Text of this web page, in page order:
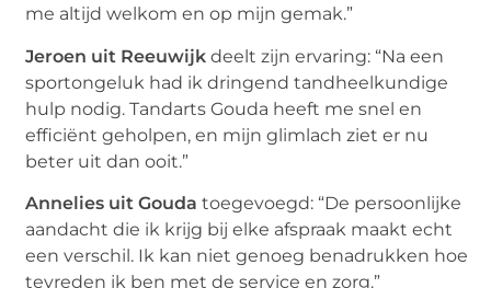
me altijd welkom en op mijn gemak.”
Jeroen uit Reeuwijk deelt zijn ervaring: “Na een
sportongeluk had ik dringend tandheelkundige
hulp nodig. Tandarts Gouda heeft me snel en
efficiënt geholpen, en mijn glimlach ziet er nu
beter uit dan ooit.”
Annelies uit Gouda toegevoegd: “De persoonlijke
aandacht die ik krijg bij elke afspraak maakt echt
een verschil. Ik kan niet genoeg benadrukken hoe
tevreden ik ben met de service en zorg.”